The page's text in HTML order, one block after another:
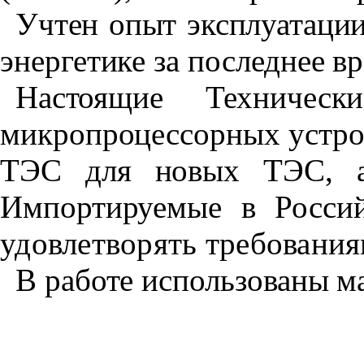
Учтен опыт
энергетике за последнее
Настоящие
микропроцессорных
ТЭС для новых ТЭС,
Импортируемые в
удовлетворять
В работе